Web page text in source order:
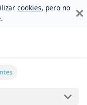
cookies, pero no